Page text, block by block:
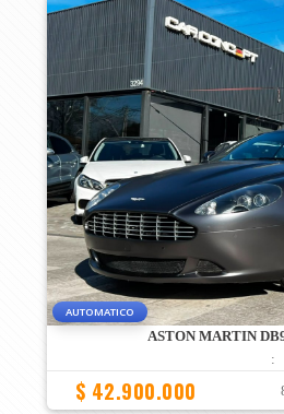
AUTOMATICO
ASTON MARTIN
:
$ 42.900.000